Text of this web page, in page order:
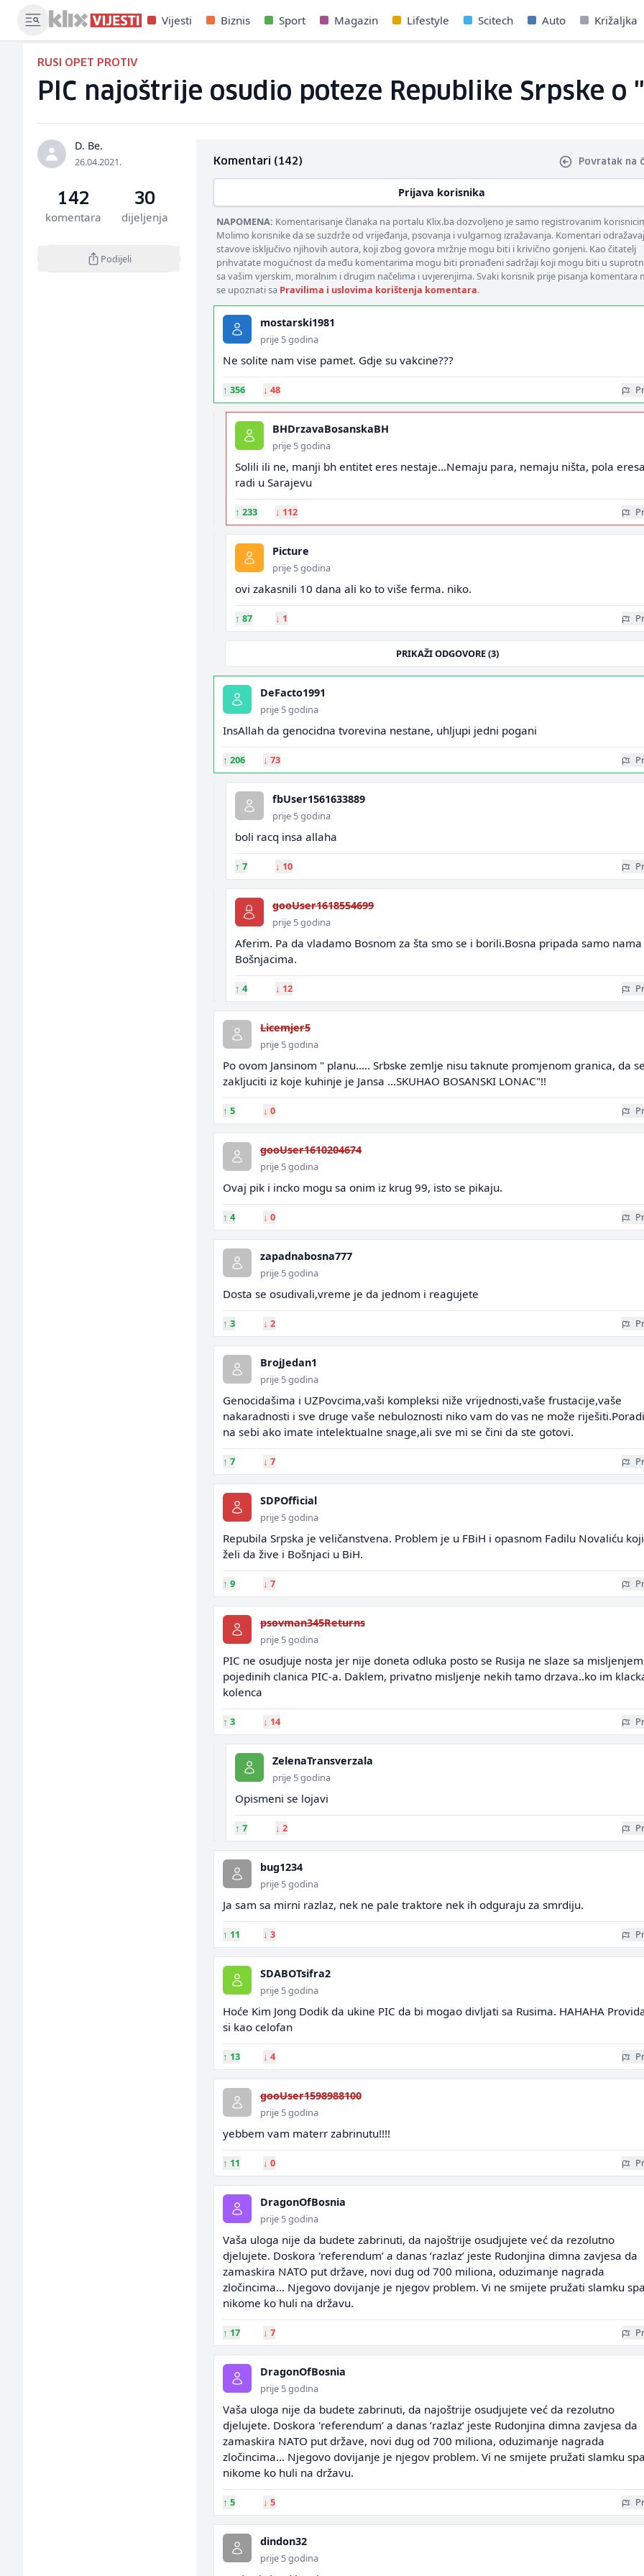
Vijesti Biznis Sport Magazin Lifestyle Scitech Auto Križaljka
RUSI OPET PROTIV
PIC najoštrije osudio poteze Republike Srpske
D. Be.
26.04.2021.
142
komentara
30
dijeljenja
Podijeli
Komentari (142) Povratak na
Prijava korisnika
NAPOMENA: Komentarisanje članaka na portalu Klix.ba dozvoljeno je samo registrovanim
Molimo korisnike da se suzdrže od vrijeđanja, psovanja i vulgarnog izražavanja. Komentari
stavove isključivo njihovih autora, koji zbog govora mržnje mogu biti i krivično gonjeni. Kao čitatelj
prihvatate mogućnost da među komentarima mogu biti pronađeni sadržaji koji mogu biti u
sa vašim vjerskim, moralnim i drugim načelima i uvjerenjima. Svaki korisnik prije pisanja komentara
se upoznati sa Pravilima i uslovima korištenja komentara.
mostarski1981
prije 5 godina
Ne solite nam vise pamet. Gdje su vakcine???
↑ 356 ↓ 48
BHDrzavaBosanskaBH
prije 5 godina
Solili ili ne, manji bh entitet eres nestaje...Nemaju para, nemaju ništa, pola eresa
radi u Sarajevu
↑ 233 ↓ 112
Picture
prije 5 godina
ovi zakasnili 10 dana ali ko to više ferma. niko.
↑ 87 ↓ 1
PRIKAŽI ODGOVORE (3)
DeFacto1991
prije 5 godina
InsAllah da genocidna tvorevina nestane, uhljupi jedni pogani
↑ 206 ↓ 73
fbUser1561633889
prije 5 godina
boli racq insa allaha
↑ 7 ↓ 10
gooUser1618554699
prije 5 godina
Aferim. Pa da vladamo Bosnom za šta smo se i borili.Bosna pripada samo nama
Bošnjacima.
↑ 4 ↓ 12
Licemjer5
prije 5 godina
Po ovom Jansinom " planu..... Srbske zemlje nisu taknute promjenom granica, da se
zakljuciti iz koje kuhinje je Jansa ...SKUHAO BOSANSKI LONAC"!!
↑ 5 ↓ 0
gooUser1610204674
prije 5 godina
Ovaj pik i incko mogu sa onim iz krug 99, isto se pikaju.
↑ 4 ↓ 0
zapadnabosna777
prije 5 godina
Dosta se osudivali,vreme je da jednom i reagujete
↑ 3 ↓ 2
BrojJedan1
prije 5 godina
Genocidašima i UZPovcima,vaši kompleksi niže vrijednosti,vaše frustacije,vaše
nakaradnosti i sve druge vaše nebuloznosti niko vam do vas ne može
na sebi ako imate intelektualne snage,ali sve mi se čini da ste gotovi.
↑ 7 ↓ 7
SDPOfficial
prije 5 godina
Repubila Srpska je veličanstvena. Problem je u FBiH i opasnom Fadilu Novaliću koji
želi da žive i Bošnjaci u BiH.
↑ 9 ↓ 7
psovman345Returns
prije 5 godina
PIC ne osudjuje nosta jer nije doneta odluka posto se Rusija ne slaze sa misljenjem
pojedinih clanica PIC-a. Daklem, privatno misljenje nekih tamo drzava..ko im
kolenca
↑ 3 ↓ 14
ZelenaTransverzala
prije 5 godina
Opismeni se lojavi
↑ 7 ↓ 2
bug1234
prije 5 godina
Ja sam sa mirni razlaz, nek ne pale traktore nek ih odguraju za smrdiju.
↑ 11 ↓ 3
SDABOTsifra2
prije 5 godina
Hoće Kim Jong Dodik da ukine PIC da bi mogao divljati sa Rusima. HAHAHA
si kao celofan
↑ 13 ↓ 4
gooUser1598988100
prije 5 godina
yebbem vam materr zabrinutu!!!!
↑ 11 ↓ 0
DragonOfBosnia
prije 5 godina
Vaša uloga nije da budete zabrinuti, da najoštrije osudjujete već da rezolutno
djelujete. Doskora 'referendum’ a danas ‘razlaz’ jeste Rudonjina dimna zavjesa da
zamaskira NATO put države, novi dug od 700 miliona, oduzimanje nagrada
zločincima… Njegovo dovijanje je njegov problem. Vi ne smijete pružati slamku
nikome ko huli na državu.
↑ 17 ↓ 7
DragonOfBosnia
prije 5 godina
Vaša uloga nije da budete zabrinuti, da najoštrije osudjujete već da rezolutno
djelujete. Doskora 'referendum’ a danas ‘razlaz’ jeste Rudonjina dimna zavjesa da
zamaskira NATO put države, novi dug od 700 miliona, oduzimanje nagrada
zločincima… Njegovo dovijanje je njegov problem. Vi ne smijete pružati slamku
nikome ko huli na državu.
↑ 5 ↓ 5
dindon32
prije 5 godina